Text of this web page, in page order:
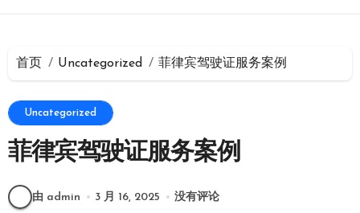
首页 Uncategorized 菲律宾驾驶证服务案例
Uncategorized
菲律宾驾驶证服务案例
由 admin 3 月 16, 2025 没有评论